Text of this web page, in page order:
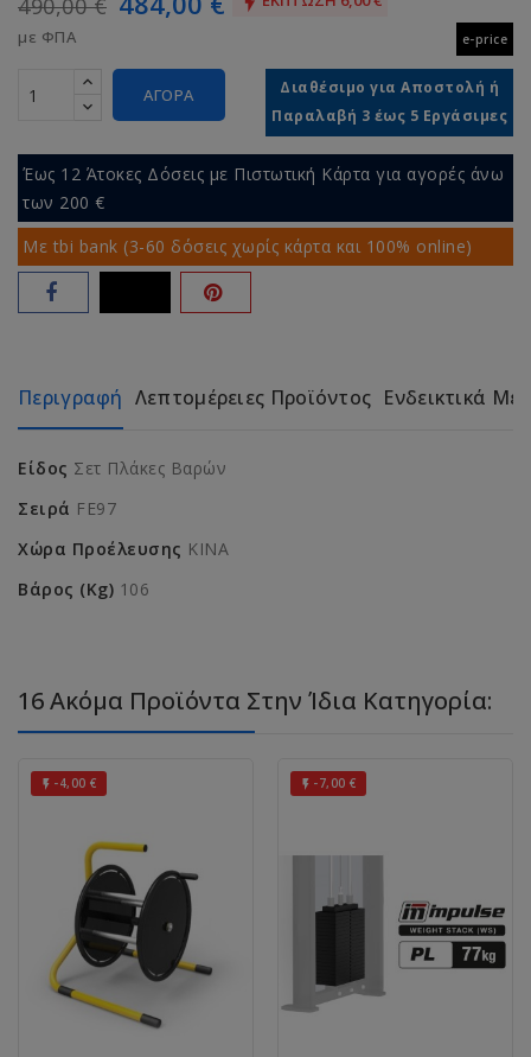
490,00 €
με ΦΠΑ
e-price
Διαθέσιμο για Αποστολή ή
Παραλαβή 3 έως 5 Εργάσιμες
ΑΓΟΡΆ
Έως 12 Άτοκες Δόσεις με Πιστωτική Κάρτα για αγορές άνω
των 200 €
Με tbi bank (3-60 δόσεις χωρίς κάρτα και 100% online)
Περιγραφή Λεπτομέρειες Προϊόντος Ενδεικτικά
Είδος Σετ Πλάκες Βαρών
Σειρά FE97
Χώρα Προέλευσης ΚΙΝΑ
Βάρος (Kg) 106
16 Ακόμα Προϊόντα Στην Ίδια Κατηγορία:
 -4,00 €  -7,00 €